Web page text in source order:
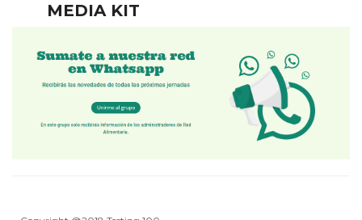
MEDIA KIT